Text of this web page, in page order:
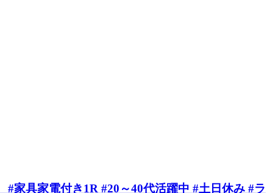
家具家電付き1R #20～40代活躍中 #土日休み #ラ